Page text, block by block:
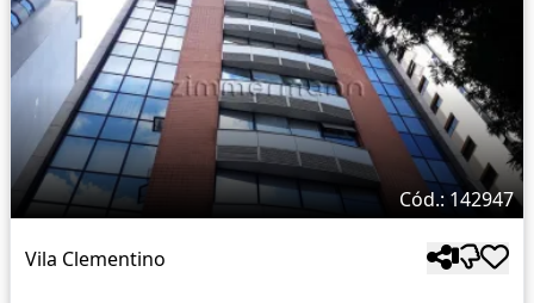
Cód.: 142947
Vila Clementino